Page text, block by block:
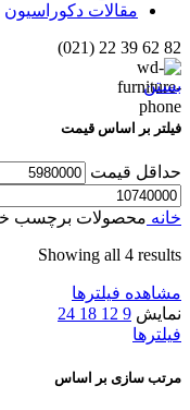
مقالات دکوراسیون
82 62 39 22 (021)
بستن
فیلتر بر اساس قیمت
حداقل قیمت
خانه محصولات برچسب
Showing all 4 results
مشاهده فیلترها
نمایش 9
12
18
24
فیلترها
مرتب سازی بر اساس